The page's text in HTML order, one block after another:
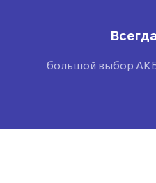
большой выбор